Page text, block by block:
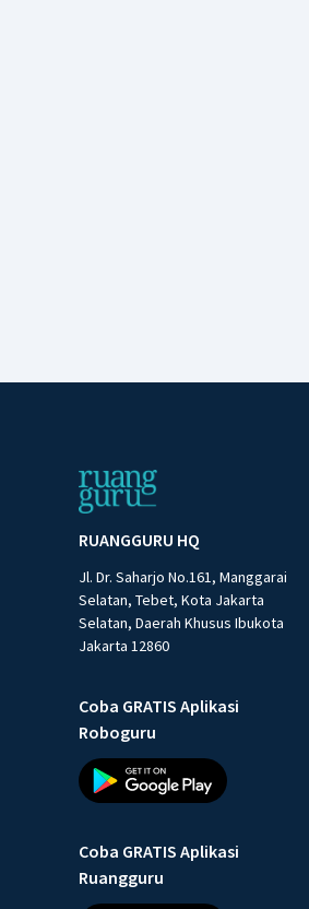
RUANGGURU HQ
Jl. Dr. Saharjo No.161, Manggarai
Selatan, Tebet, Kota Jakarta
Selatan, Daerah Khusus Ibukota
Jakarta 12860
Coba GRATIS Aplikasi
Roboguru
Coba GRATIS Aplikasi
Ruangguru